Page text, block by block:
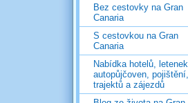
Bez cestovky na Gran
Canaria
S cestovkou na Gran
Canaria
Nabídka hotelů, letenek,
autopůjčoven, pojištění,
trajektů a zájezdů